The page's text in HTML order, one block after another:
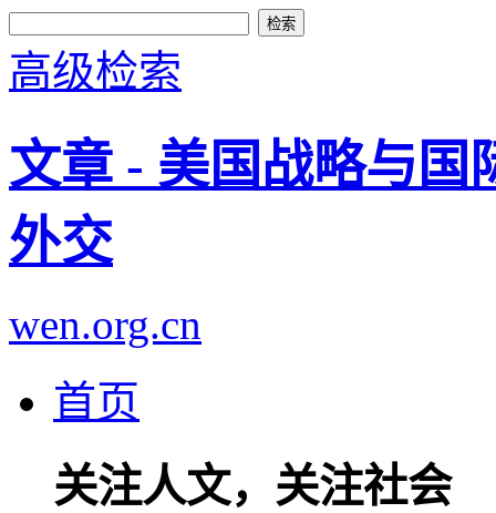
高级检索
文章 - 美国战略与国
外交
wen.org.cn
首页
关注人文，关注社会